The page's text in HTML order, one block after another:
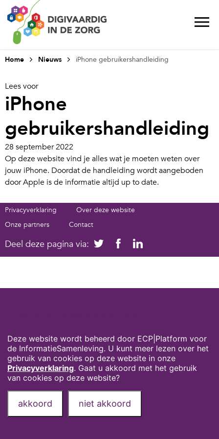
Home Nieuws iPhone gebruikershandleiding
Lees voor
iPhone
gebruikershandleiding
28 september 2022
Op deze website vind je alles wat je moeten weten over
jouw iPhone. Doordat de handleiding wordt aangeboden
door Apple is de informatie altijd up to date.
Privacyverklaring
Over deze website
Onze partners
Contact
Deel deze pagina via:
Deze website wordt beheerd door ECP|Platform voor
de InformatieSamenleving. U kunt meer lezen over het
gebruik van cookies op deze website in onze
Privacyverklaring. Gaat u akkoord met het gebruik
van cookies op deze website?
akkoord niet akkoord